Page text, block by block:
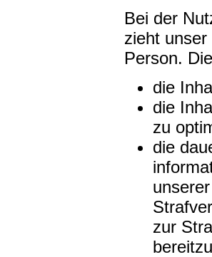
Bei der
zieht
Person.
die
die
zu
die
zur